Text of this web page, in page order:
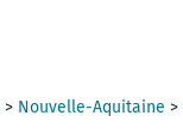
> Nouvelle-Aquitaine >